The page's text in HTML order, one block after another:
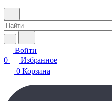
Войти
0
Избранное
0 Корзина